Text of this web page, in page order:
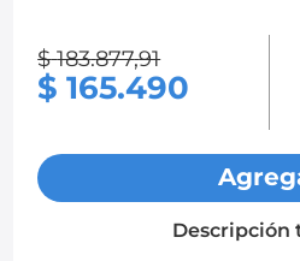
$ 183.877,91
$ 165.490
Descripción
chevrolet sail
. mazda 2